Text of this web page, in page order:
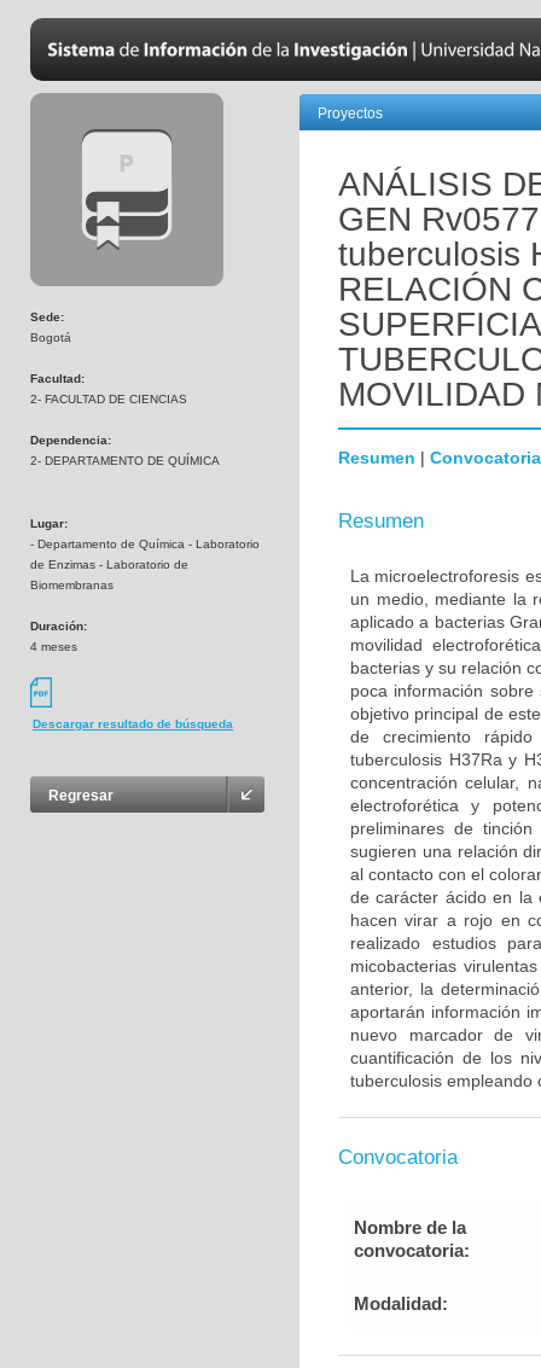
Sede:
Bogotá
Facultad:
2- FACULTAD DE CIENCIAS
Dependencia:
2- DEPARTAMENTO DE QUÍMICA
Lugar:
- Departamento de Química - Laboratorio
de Enzimas - Laboratorio de
Biomembranas
Duración:
4 meses
Descargar resultado de búsqueda
Regresar
Proyectos
ANÁLISIS
GEN
tuberculosis
RELACIÓN
MOVILIDAD
Resumen | Convocatoria
Resumen
La microelectroforesis
un medio, mediante la
aplicado a bacterias
movilidad
bacterias y su relación
poca información
objetivo principal de
de crecimiento
tuberculosis H37Ra y
concentración celular,
electroforética y
preliminares de
sugieren una relación
al contacto con el
de carácter ácido en la
hacen virar a rojo en
realizado estudios
micobacterias
anterior, la
aportarán información
nuevo marcador de
cuantificación de los
tuberculosis empleando
Convocatoria
Nombre de la
convocatoria:
Modalidad: